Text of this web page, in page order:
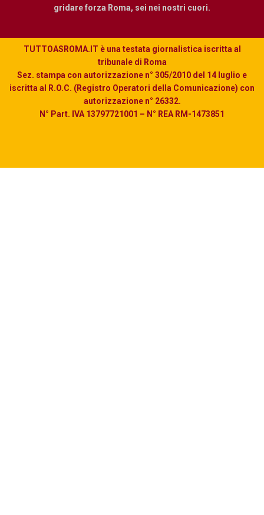
gridare forza Roma, sei nei nostri cuori.
TUTTOASROMA.IT è una testata giornalistica iscritta al
tribunale di Roma
Sez. stampa con autorizzazione n° 305/2010 del 14 luglio e
iscritta al R.O.C. (Registro Operatori della Comunicazione) con
autorizzazione n° 26332.
N° Part. IVA 13797721001 – N° REA RM-1473851